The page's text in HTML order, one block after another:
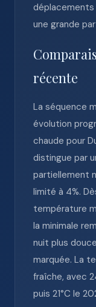
une grande
récente
La séquence
évolution
chaude pour
distingue par
partiellement
limité à 4%.
température
la minimale
nuit plus
marquée. La
fraîche, avec
puis 21°C le